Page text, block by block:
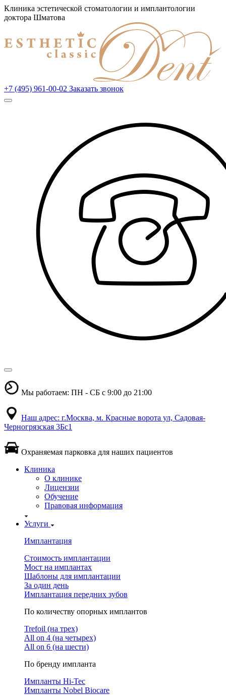
Клиника эстетической стоматологии и имплантологии
доктора Шматова
+7 (495) 961-00-02 Заказать звонок
Мы работаем: ПН - СБ с 9:00 до 21:00
Наш адрес: г.Москва, м. Красные ворота ул, Садовая-
Черногрязская 3Бс1
Охраняемая парковка для наших пациентов
Клиника
О клинике
Лицензии
Обучение
Правовая информация
Услуги
Имплантация
Стоимость имплантации
Мост на имплантах
Шаблоны для имплантации
За один день
Имплантация передних зубов
По количеству опорных имплантов
Trefoil (на трех)
All on 4 (на четырех)
All on 6 (на шести)
По бренду импланта
Импланты Hi-Tec
Импланты Nobel Biocare